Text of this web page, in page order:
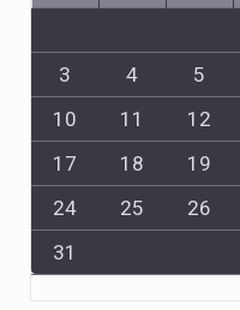
3
4 5
10
11 12
17
18 19
24
25 26
31